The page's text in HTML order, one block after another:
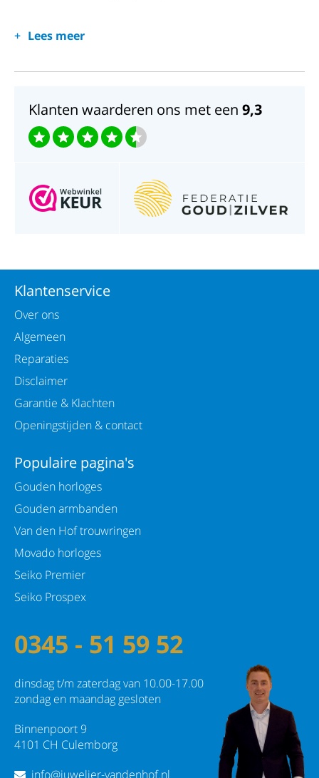
Lees meer
Klanten waarderen ons met een 9,3
Klantenservice
Over ons
Algemeen
Reparaties
Disclaimer
Garantie & Klachten
Openingstijden & contact
Populaire pagina's
Gouden horloges
Gouden armbanden
Van den Hof trouwringen
Movado horloges
Seiko Premier
Seiko Prospex
0345 - 51 59 52
dinsdag t/m zaterdag van 10.00-17.00
zondag en maandag gesloten
Binnenpoort 9
4101 CH Culemborg
info@juwelier-vandenhof.nl